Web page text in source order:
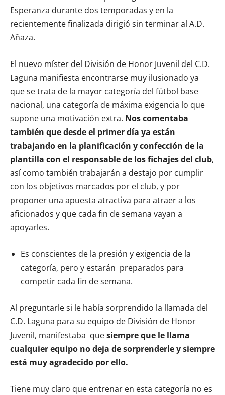
Esperanza durante dos temporadas y en la
recientemente finalizada dirigió sin terminar al A.D.
Añaza.
El nuevo míster del División de Honor Juvenil del C.D.
Laguna manifiesta encontrarse muy ilusionado ya
que se trata de la mayor categoría del fútbol base
nacional, una categoría de máxima exigencia lo que
supone una motivación extra. Nos comentaba
también que desde el primer día ya están
trabajando en la planificación y confección de la
plantilla con el responsable de los fichajes del club,
así como también trabajarán a destajo por cumplir
con los objetivos marcados por el club, y por
proponer una apuesta atractiva para atraer a los
aficionados y que cada fin de semana vayan a
apoyarles.
Es conscientes de la presión y exigencia de la
categoría, pero y estarán preparados para
competir cada fin de semana.
Al preguntarle si le había sorprendido la llamada del
C.D. Laguna para su equipo de División de Honor
Juvenil, manifestaba quesiempre que le llama
cualquier equipo no deja de sorprenderle y siempre
está muy agradecido por ello.
Tiene muy claro que entrenar en esta categoría no es